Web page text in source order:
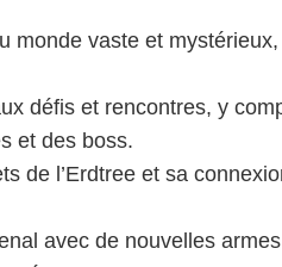
monde vaste et
défis et rencontres, y
et des boss.
de l’Erdtree et sa
avec de nouvelles